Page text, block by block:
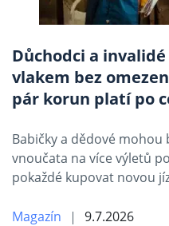
Důchodci a
vlakem bez
pár korun platí po
Babičky a dědové
vnoučata na více výletů
pokaždé kupovat novou
Magazín 9.7.2026